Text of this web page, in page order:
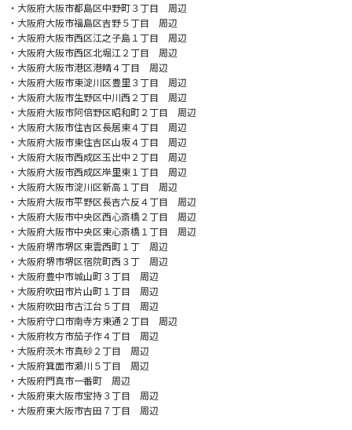
・大阪府大阪市都島区中野町３丁目 周辺
・大阪府大阪市福島区吉野５丁目 周辺
・大阪府大阪市西区江之子島１丁目 周辺
・大阪府大阪市西区北堀江２丁目 周辺
・大阪府大阪市港区港晴４丁目 周辺
・大阪府大阪市東淀川区豊里３丁目 周辺
・大阪府大阪市生野区中川西２丁目 周辺
・大阪府大阪市阿倍野区昭和町２丁目 周辺
・大阪府大阪市住吉区長居東４丁目 周辺
・大阪府大阪市東住吉区山坂４丁目 周辺
・大阪府大阪市西成区玉出中２丁目 周辺
・大阪府大阪市西成区岸里東１丁目 周辺
・大阪府大阪市淀川区新高１丁目 周辺
・大阪府大阪市平野区長吉六反４丁目 周辺
・大阪府大阪市中央区西心斎橋２丁目 周辺
・大阪府大阪市中央区東心斎橋１丁目 周辺
・大阪府堺市堺区東雲西町１丁 周辺
・大阪府堺市堺区宿院町西３丁 周辺
・大阪府豊中市城山町３丁目 周辺
・大阪府吹田市片山町１丁目 周辺
・大阪府吹田市古江台５丁目 周辺
・大阪府守口市南寺方東通２丁目 周辺
・大阪府枚方市茄子作４丁目 周辺
・大阪府茨木市真砂２丁目 周辺
・大阪府箕面市瀬川５丁目 周辺
・大阪府門真市一番町 周辺
・大阪府東大阪市宝持３丁目 周辺
・大阪府東大阪市吉田７丁目 周辺